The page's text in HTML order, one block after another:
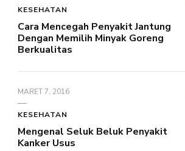
KESEHATAN
Cara Mencegah Penyakit Jantung
Dengan Memilih Minyak Goreng
Berkualitas
MARET 7, 2016
KESEHATAN
Mengenal Seluk Beluk Penyakit
Kanker Usus